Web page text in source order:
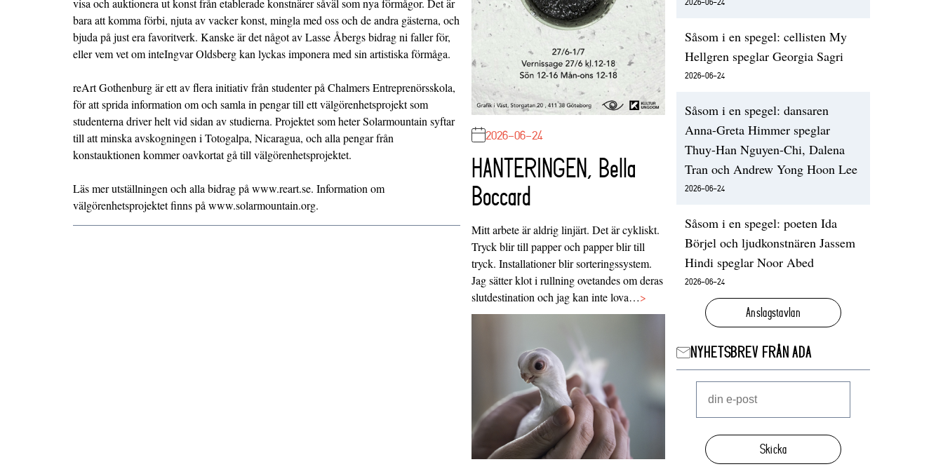
visa och auktionera ut konst från etablerade konstnärer såväl som nya förmågor. Det är
bara att komma förbi, njuta av vacker konst, mingla med oss och de andra gästerna, och
bjuda på just era favoritverk. Kanske är det något av Lasse Åbergs bidrag ni faller för,
eller vem vet om inteIngvar Oldsberg kan lyckas imponera med sin artistiska förmåga.
reArt Gothenburg är ett av flera initiativ från studenter på Chalmers Entreprenörsskola,
för att sprida information om och samla in pengar till ett välgörenhetsprojekt som
studenterna driver helt vid sidan av studierna. Projektet som heter Solarmountain syftar
till att minska avskogningen i Totogalpa, Nicaragua, och alla pengar från
konstauktionen kommer oavkortat gå till välgörenhetsprojektet.
Läs mer utställningen och alla bidrag på www.reart.se. Information om
välgörenhetsprojektet finns på www.solarmountain.org.
2026-06-24
HANTERINGEN, Bella
Boccard
Mitt arbete är aldrig linjärt. Det är cykliskt.
Tryck blir till papper och papper blir till
tryck. Installationer blir sorteringssystem.
Jag sätter klot i rullning ovetandes om deras
slutdestination och jag kan inte lova…>
Såsom i en spegel: cellisten My
Hellgren speglar Georgia Sagri
2026-06-24
Såsom i en spegel: dansaren
Anna-Greta Himmer speglar
Thuy-Han Nguyen-Chi, Dalena
Tran och Andrew Yong Hoon Lee
2026-06-24
Såsom i en spegel: poeten Ida
Börjel och ljudkonstnären Jassem
Hindi speglar Noor Abed
2026-06-24
Anslagstavlan
NYHETSBREV FRÅN ADA
Skicka